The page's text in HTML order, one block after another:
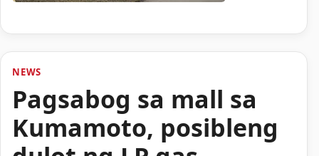
NEWS
Pagsabog sa mall sa
Kumamoto, posibleng